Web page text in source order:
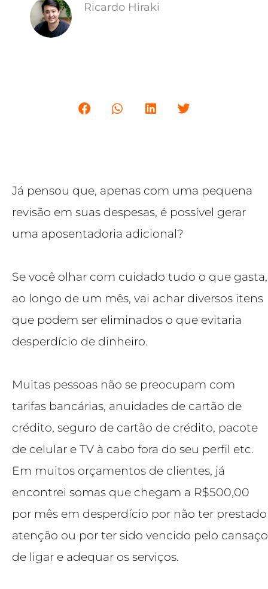
Ricardo Hiraki
Já pensou que, apenas com uma pequena
revisão em suas despesas, é possível gerar
uma aposentadoria adicional?
Se você olhar com cuidado tudo o que gasta,
ao longo de um mês, vai achar diversos itens
que podem ser eliminados o que evitaria
desperdício de dinheiro.
Muitas pessoas não se preocupam com
tarifas bancárias, anuidades de cartão de
crédito, seguro de cartão de crédito, pacote
de celular e TV à cabo fora do seu perfil etc.
Em muitos orçamentos de clientes, já
encontrei somas que chegam a R$500,00
por mês em desperdício por não ter prestado
atenção ou por ter sido vencido pelo cansaço
de ligar e adequar os serviços.